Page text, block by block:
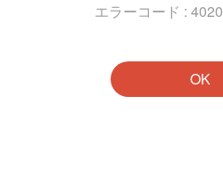
エラーコード : 4020
OK